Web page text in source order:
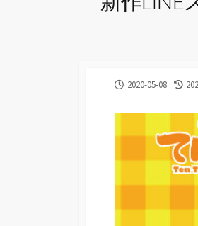
公
日
2020-05-08
最
更
日